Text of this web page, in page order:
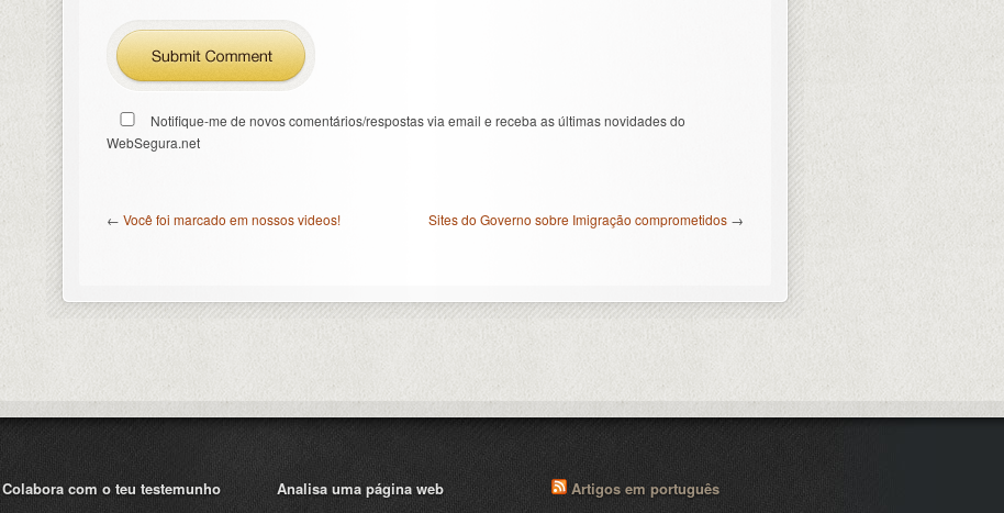
Notifique-me de novos comentários/respostas via email e receba as últimas novidades do
WebSegura.net
← Você foi marcado em nossos videos! Sites do Governo sobre Imigração comprometidos →
Colabora com o teu testemunho Analisa uma página web Artigos em português